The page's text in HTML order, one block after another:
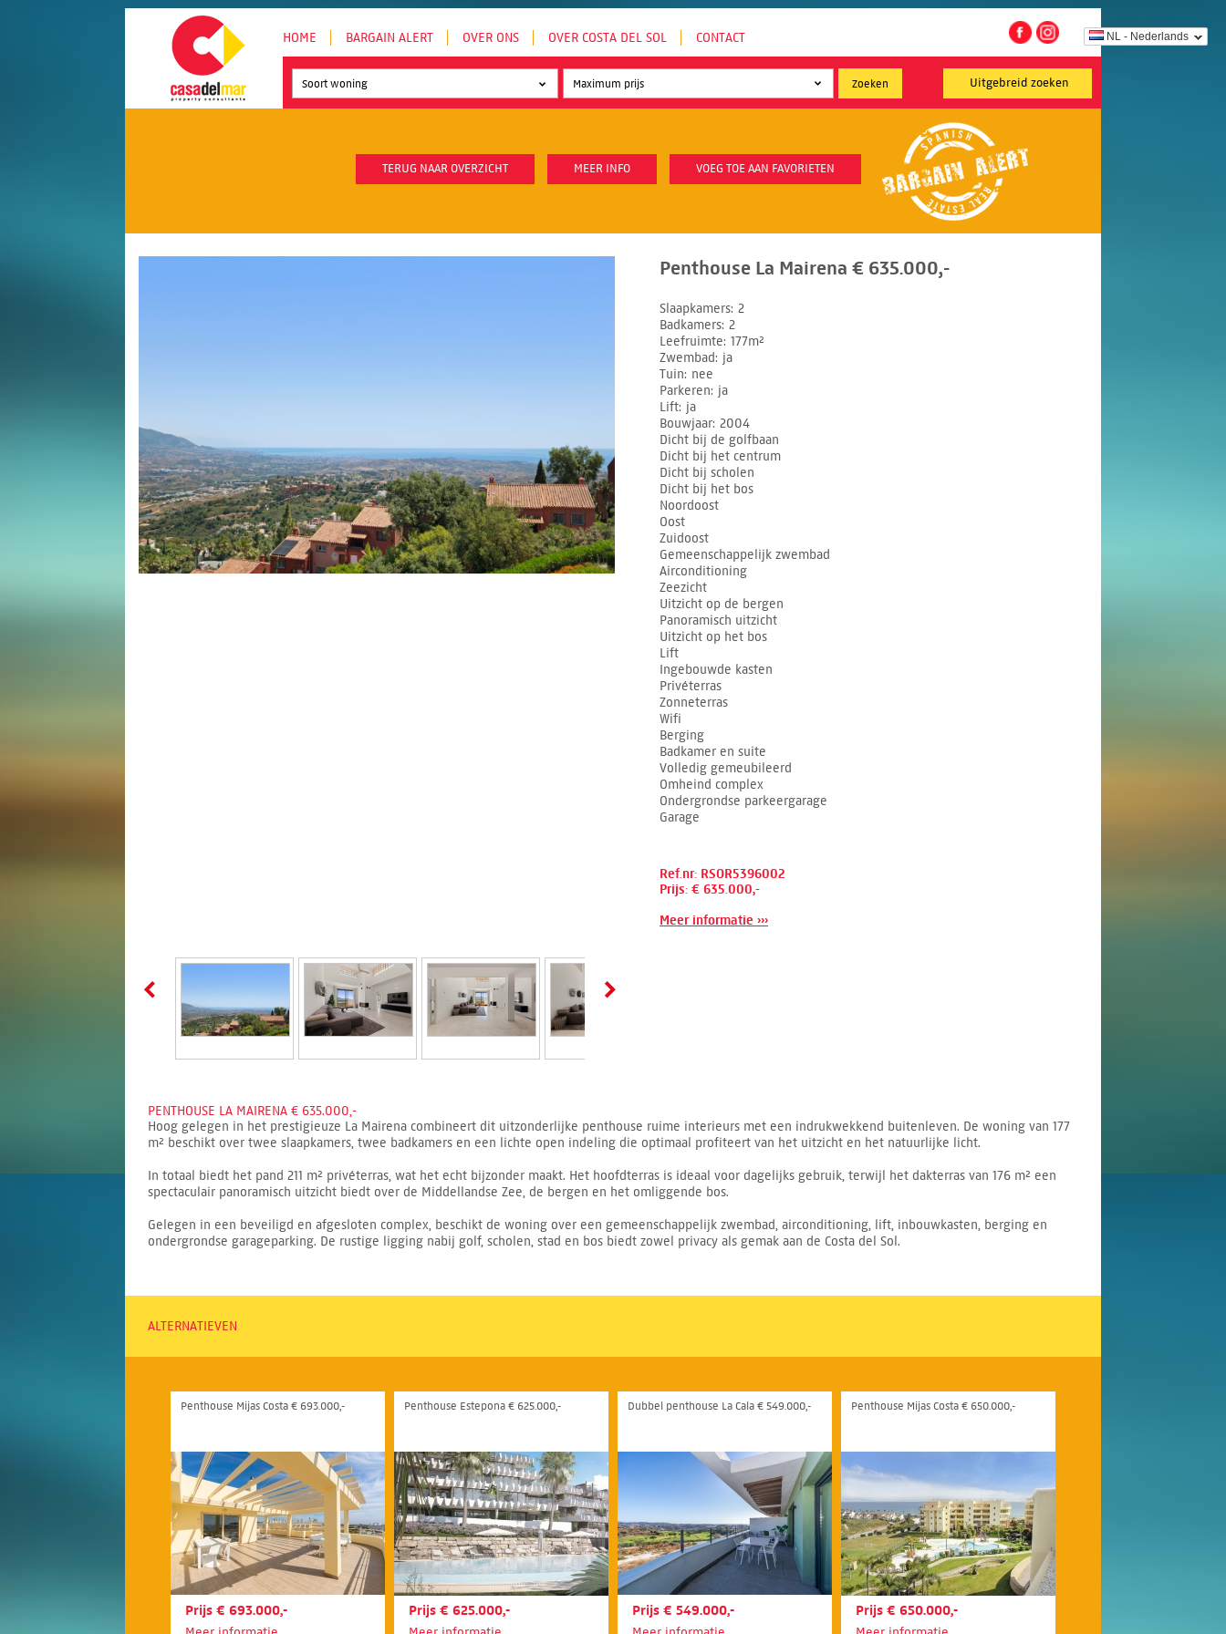
NL - Nederlands
HOME BARGAIN ALERT OVER ONS OVER COSTA DEL SOL CONTACT
Uitgebreid zoeken
Soort woning
TERUG NAAR OVERZICHT MEER INFO VOEG TOE AAN FAVORIETEN
Penthouse La Mairena € 635.000,-
Slaapkamers 2
Badkamers 2
Leefruimte 177m²
Zwembad
ja
Tuin nee
Parkeren ja
Lift ja
Bouwjaar 2004
Dicht bij de golfbaan
Dicht bij het centrum
Dicht bij scholen
Dicht bij het bos
Noordoost
Oost
Zuidoost
Gemeenschappelijk zwembad
Airconditioning
Zeezicht
Uitzicht op de bergen
Panoramisch uitzicht
Uitzicht op het bos
Lift
Ingebouwde kasten
Privéterras
Zonneterras
Wifi
Berging
Badkamer en suite
Volledig gemeubileerd
Omheind complex
Ondergrondse parkeergarage
Garage
Ref.nr: RSOR5396002
Prijs: € 635.000,-
Meer informatie ›››
PENTHOUSE LA MAIRENA € 635.000,-
Hoog gelegen in het prestigieuze La Mairena combineert dit uitzonderlijke penthouse ruime interieurs met een indrukwekkend buitenleven. De woning van 177
m² beschikt over twee slaapkamers, twee badkamers en een lichte open indeling die optimaal profiteert van het uitzicht en het natuurlijke licht.
In totaal biedt het pand 211 m² privéterras, wat het echt bijzonder maakt. Het hoofdterras is ideaal voor dagelijks gebruik, terwijl het dakterras van 176 m² een
spectaculair panoramisch uitzicht biedt over de Middellandse Zee, de bergen en het omliggende bos.
Gelegen in een beveiligd en afgesloten complex, beschikt de woning over een gemeenschappelijk zwembad, airconditioning, lift, inbouwkasten, berging en
ondergrondse garageparking. De rustige ligging nabij golf, scholen, stad en bos biedt zowel privacy als gemak aan de Costa del Sol.
ALTERNATIEVEN
Penthouse Mijas Costa € 693.000,-
Prijs € 693.000,-
Penthouse Estepona € 625.000,-
Prijs € 625.000,-
Dubbel penthouse La Cala € 549.000,-
Prijs € 549.000,-
Penthouse Mijas Costa € 650.000,-
Prijs € 650.000,-